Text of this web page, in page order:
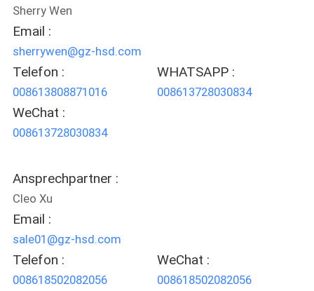
Sherry Wen
Email :
sherrywen@gz-hsd.com
Telefon :
008613808871016
WHATSAPP :
008613728030834
WeChat :
008613728030834
Ansprechpartner :
Cleo Xu
Email :
sale01@gz-hsd.com
Telefon :
008618502082056
WeChat :
008618502082056